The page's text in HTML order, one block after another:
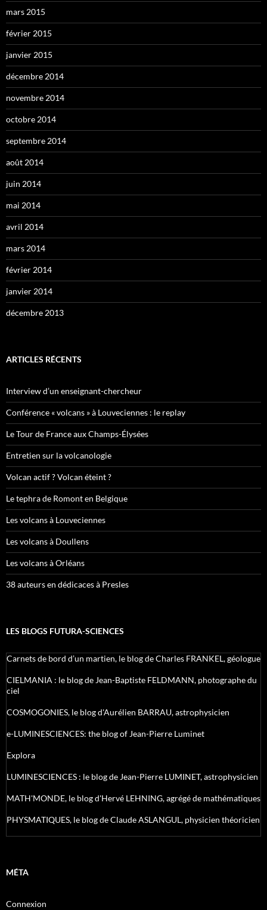
mars 2015
février 2015
janvier 2015
décembre 2014
novembre 2014
octobre 2014
septembre 2014
août 2014
juin 2014
mai 2014
avril 2014
mars 2014
février 2014
janvier 2014
décembre 2013
ARTICLES RÉCENTS
Interview d’un enseignant-chercheur
Conférence « volcans » à Louveciennes : le replay
Le Tour de France aux Champs-Élysées
Entretien sur la volcanologie
Volcan actif ? Volcan éteint ?
Le tephra de Romont en Belgique
Les volcans à Louveciennes
Les volcans à Doullens
Les volcans à Orléans
38 auteurs en dédicaces à Presles
LES BLOGS FUTURA-SCIENCES
Carnets de bord d’un martien, le blog de Charles FRANKEL, géologue
CIELMANIA : le blog de Jean-Baptiste FELDMANN, photographe du
ciel
COSMOGONIES, le blog d'Aurélien BARRAU, astrophysicien
e-LUMINESCIENCES: the blog of Jean-Pierre Luminet
Explora
LUMINESCIENCES : le blog de Jean-Pierre LUMINET, astrophysicien
MATH'MONDE, le blog d'Hervé LEHNING, agrégé de mathématiques
PHYSMATIQUES, le blog de Claude ASLANGUL, physicien théoricien
MÉTA
Connexion